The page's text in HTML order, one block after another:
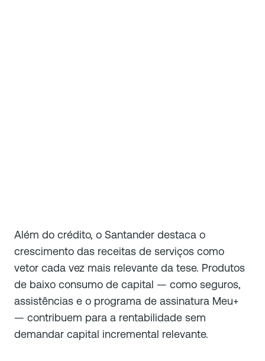
Além do crédito, o Santander destaca o
crescimento das receitas de serviços como
vetor cada vez mais relevante da tese. Produtos
de baixo consumo de capital — como seguros,
assistências e o programa de assinatura Meu+
— contribuem para a rentabilidade sem
demandar capital incremental relevante.